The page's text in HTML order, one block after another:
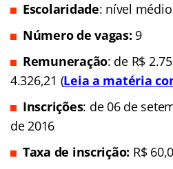
Escolaridade: nível
Número de vagas: 9
Remuneração: de R$
4.326,21 (Leia a matéria
Inscrições: de 06 de
de 2016
Taxa de inscrição: R$